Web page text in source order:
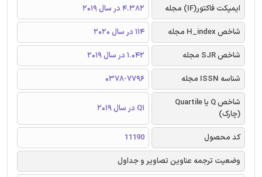
ایمپکت فاکتور(IF) مجله
4.382 در سال 2019
شاخص H_index مجله
114 در سال 2020
شاخص SJR مجله
1.042 در سال 2019
شناسه ISSN مجله
0378-7796
شاخص Q یا Quartile
(چارک)
Q1 در سال 2019
کد محصول
11190
وضعیت ترجمه عناوین تصاویر و جداول